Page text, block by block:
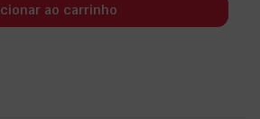
ao carrinho